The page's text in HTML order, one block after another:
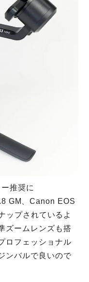
推奨に
GM、Canon EOS
ップされているよ
ズームレンズも搭
ロフェッショナル
ンバルで良いので